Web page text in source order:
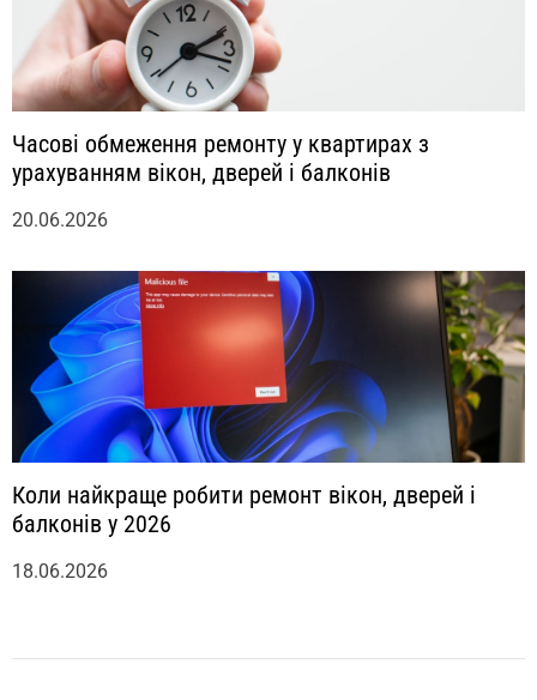
Часові обмеження ремонту у квартирах з
урахуванням вікон, дверей і балконів
20.06.2026
Коли найкраще робити ремонт вікон, дверей і
балконів у 2026
18.06.2026